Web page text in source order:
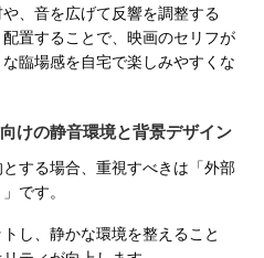
、音を広げて反響を調整する
配置することで、映画のセリフが
臨場感を自宅で楽しみやすくな
けの静音環境と背景デザイン
する場合、重視すべきは「外部
です。
し、静かな環境を整えること